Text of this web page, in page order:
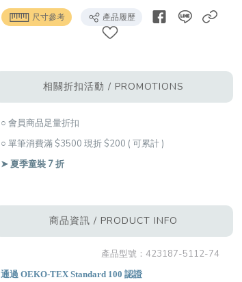
尺寸參考 產品履歷
相關折扣活動 / PROMOTIONS
○ 會員商品足量折扣
○ 單筆消費滿 $3500 現折 $200 ( 可累計 )
➤ 夏季童裝 7 折
商品資訊 / PRODUCT INFO
產品型號： 423187-5112-74
通過 OEKO-TEX Standard 100 認證